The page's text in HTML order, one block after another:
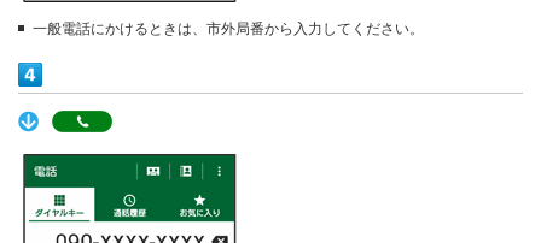
一般電話にかけるときは、市外局番から入力してください。